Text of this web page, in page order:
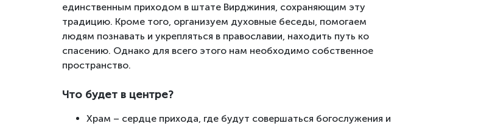
единственным приходом в штате Вирджиния, сохраняющим эту
традицию. Кроме того, организуем духовные беседы, помогаем
людям познавать и укрепляться в православии, находить путь ко
спасению. Однако для всего этого нам необходимо собственное
пространство.
Что будет в центре?
Храм – сердце прихода, где будут совершаться богослужения и